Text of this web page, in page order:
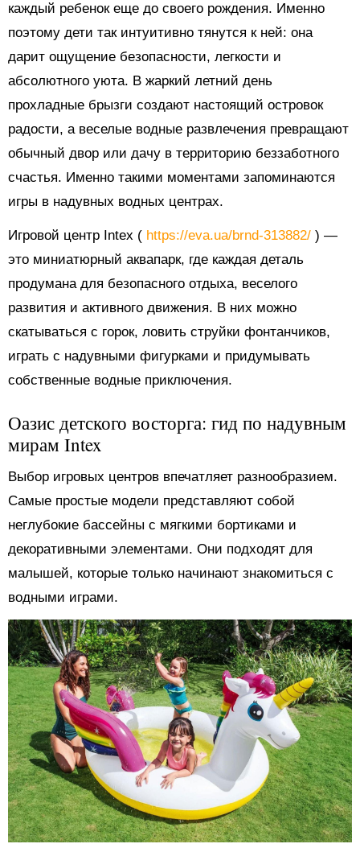
каждый ребенок еще до своего рождения. Именно
поэтому дети так интуитивно тянутся к ней: она
дарит ощущение безопасности, легкости и
абсолютного уюта. В жаркий летний день
прохладные брызги создают настоящий островок
радости, а веселые водные развлечения превращают
обычный двор или дачу в территорию беззаботного
счастья. Именно такими моментами запоминаются
игры в надувных водных центрах.
Игровой центр Intex ( https://eva.ua/brnd-313882/ ) —
это миниатюрный аквапарк, где каждая деталь
продумана для безопасного отдыха, веселого
развития и активного движения. В них можно
скатываться с горок, ловить струйки фонтанчиков,
играть с надувными фигурками и придумывать
собственные водные приключения.
Оазис детского восторга: гид по надувным
мирам Intex
Выбор игровых центров впечатляет разнообразием.
Самые простые модели представляют собой
неглубокие бассейны с мягкими бортиками и
декоративными элементами. Они подходят для
малышей, которые только начинают знакомиться с
водными играми.